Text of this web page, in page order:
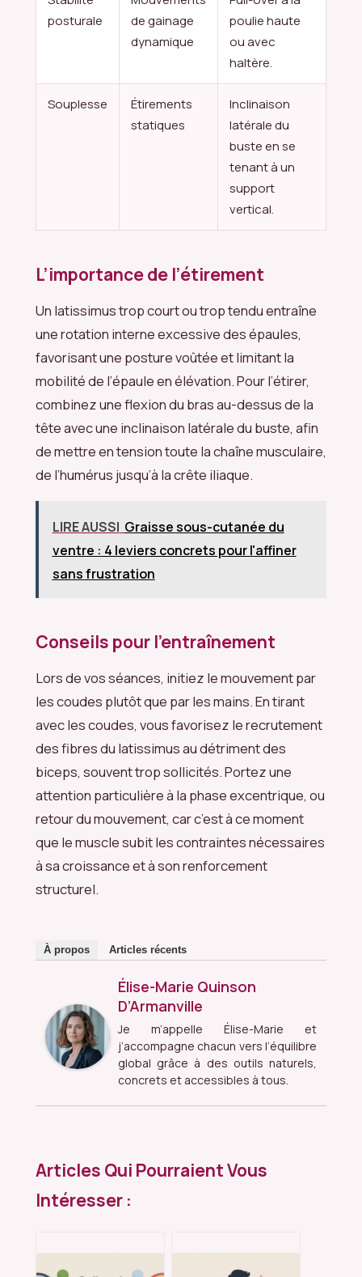
posturale
de gainage
dynamique
poulie haute
ou avec
haltère.
Souplesse
Étirements
statiques
Inclinaison
latérale du
buste en se
tenant à un
support
vertical.
L’importance de l’étirement
Un latissimus trop court ou trop tendu entraîne
une rotation interne excessive des épaules,
favorisant une posture voûtée et limitant la
mobilité de l’épaule en élévation. Pour l’étirer,
combinez une flexion du bras au-dessus de la
tête avec une inclinaison latérale du buste, afin
de mettre en tension toute la chaîne musculaire,
de l’humérus jusqu’à la crête iliaque.
LIRE AUSSI Graisse sous-cutanée du
ventre : 4 leviers concrets pour l'affiner
sans frustration
Conseils pour l’entraînement
Lors de vos séances, initiez le mouvement par
les coudes plutôt que par les mains. En tirant
avec les coudes, vous favorisez le recrutement
des fibres du latissimus au détriment des
biceps, souvent trop sollicités. Portez une
attention particulière à la phase excentrique, ou
retour du mouvement, car c’est à ce moment
que le muscle subit les contraintes nécessaires
à sa croissance et à son renforcement
structurel.
À propos Articles récents
Élise-Marie Quinson
D’Armanville
Je m’appelle Élise-Marie et
j’accompagne chacun vers l’équilibre
global grâce à des outils naturels,
concrets et accessibles à tous.
Articles Qui Pourraient Vous
Intéresser :